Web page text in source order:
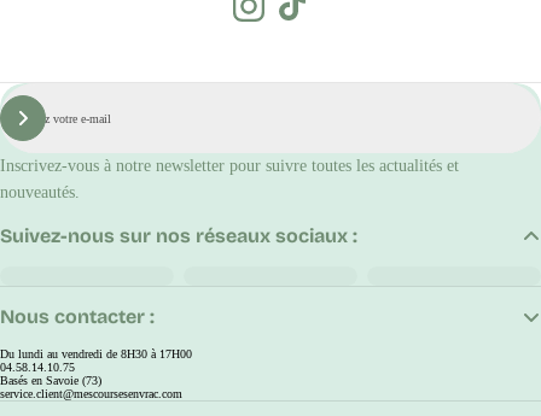
E-
mail
S'inscrire
Inscrivez-vous à notre newsletter pour suivre toutes les actualités et
nouveautés.
Nous contacter :
Du lundi au vendredi de 8H30 à 17H00
04.58.14.10.75
Basés en Savoie (73)
service.client@mescoursesenvrac.com
Suivez-nous sur nos réseaux sociaux :